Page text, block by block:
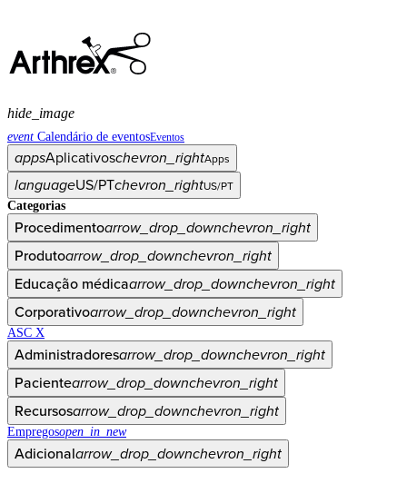
event Calendário de eventosEventos
appsAplicativoschevron_rightApps
languageUS/PTchevron_rightUS/PT
Categorias
Procedimentoarrow_drop_downchevron_right
Produtoarrow_drop_downchevron_right
Educação médicaarrow_drop_downchevron_right
Corporativoarrow_drop_downchevron_right
ASC X
Administradoresarrow_drop_downchevron_right
Pacientearrow_drop_downchevron_right
Recursosarrow_drop_downchevron_right
Empregosopen_in_new
Adicionalarrow_drop_downchevron_right
hide_image